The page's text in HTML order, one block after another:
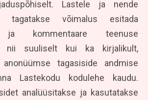
Lastele ja nende
tagatakse võimalus esitada
ja kommentaare teenuse
nii suuliselt kui ka kirjalikult,
tagasiside andmise
Lastekodu kodulehe kaudu.
analüüsitakse ja kasutatakse